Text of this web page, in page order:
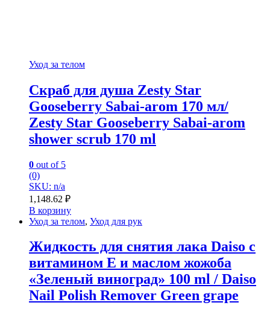
Уход за телом
Скраб для душа Zesty Star
Gooseberry Sabai-arom 170 мл/
Zesty Star Gooseberry Sabai-arom
shower scrub 170 ml
0 out of 5
(0)
SKU: n/a
1,148.62 ₽
В корзину
Уход за телом, Уход для рук
Жидкость для снятия лака Daiso с
витамином Е и маслом жожоба
«Зеленый виноград» 100 ml / Daiso
Nail Polish Remover Green grape